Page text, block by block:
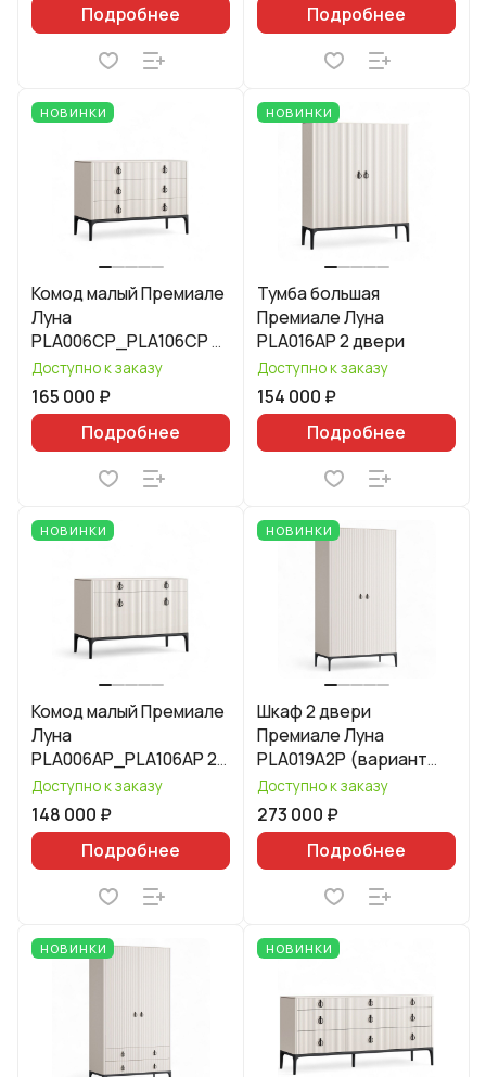
Подробнее
Подробнее
НОВИНКИ
Комод малый Премиале
Луна
PLA006CP_PLA106CP 6
ящиков
Доступно к заказу
165 000 ₽
Подробнее
НОВИНКИ
Тумба большая
Премиале Луна
PLA016AP 2 двери
Доступно к заказу
154 000 ₽
Подробнее
НОВИНКИ
Комод малый Премиале
Луна
PLA006AP_PLA106AP 2
ящика 2 двери
Доступно к заказу
148 000 ₽
Подробнее
НОВИНКИ
Шкаф 2 двери
Премиале Луна
PLA019A2P (вариант
наполнения 2)
Доступно к заказу
273 000 ₽
Подробнее
НОВИНКИ НОВИНКИ